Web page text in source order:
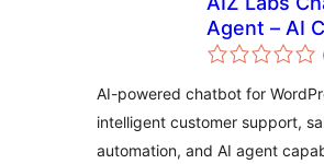
Agent – AI
Agent for
& Sales
AI-powered chatbot for
intelligent customer support,
automation, and AI agent